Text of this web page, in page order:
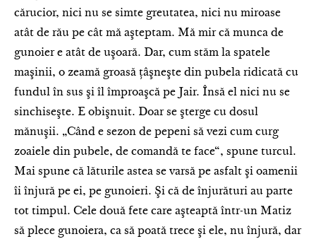
cărucior, nici nu se simte greutatea, nici nu miroase
atât de rău pe cât mă aşteptam. Mă mir că munca de
gunoier e atât de uşoară. Dar, cum stăm la spatele
maşinii, o zeamă groasă ţâşneşte din pubela ridicată cu
fundul în sus şi îl împroaşcă pe Jair. Însă el nici nu se
sinchiseşte. E obişnuit. Doar se şterge cu dosul
mănuşii. „Când e sezon de pepeni să vezi cum curg
zoaiele din pubele, de comandă te face“, spune turcul.
Mai spune că lăturile astea se varsă pe asfalt şi oamenii
îi înjură pe ei, pe gunoieri. Şi că de înjurături au parte
tot timpul. Cele două fete care aşteaptă într-un Matiz
să plece gunoiera, ca să poată trece şi ele, nu înjură, dar